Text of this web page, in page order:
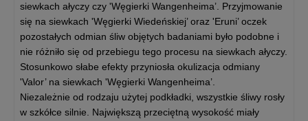
siewkach ałyczy czy 'Węgierki Wangenheima’. Przyjmowanie
się na siewkach 'Węgierki Wiedeńskiej’ oraz 'Eruni’ oczek
pozostałych odmian śliw objętych badaniami było podobne i
nie różniło się od przebiegu tego procesu na siewkach ałyczy.
Stosunkowo słabe efekty przyniosła okulizacja odmiany
'Valor’ na siewkach 'Węgierki Wangenheima’.
Niezależnie od rodzaju użytej podkładki, wszystkie śliwy rosły
w szkółce silnie. Największą przeciętną wysokość miały